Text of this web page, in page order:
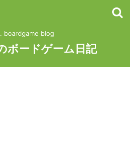
boardgame blog
ボードゲーム日記